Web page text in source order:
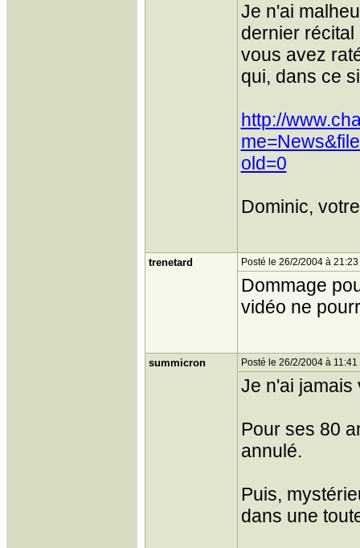
Je n'ai
dernier récital
vous avez
qui, dans ce
http://
old=0
Dominic,
trenetard Posté le 26/2/2004 à 21:23
Dommage
vidéo ne
summicron Posté le 26/2/2004 à 11:41
Je n'ai jamais
Pour ses 80
annulé.
Puis,
dans une